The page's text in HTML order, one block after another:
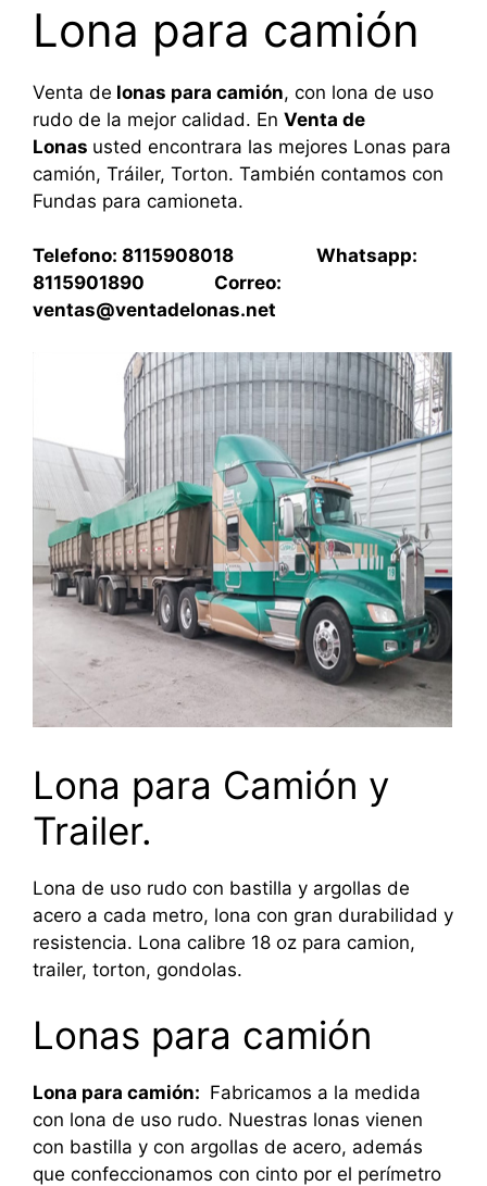
Lona para camión
Venta de lonas para camión, con lona de uso
rudo de la mejor calidad. En Venta de
Lonas usted encontrara las mejores Lonas para
camión, Tráiler, Torton. También contamos con
Fundas para camioneta.
Telefono: 8115908018 Whatsapp:
8115901890 Correo:
ventas@ventadelonas.net
Lona para Camión y
Trailer.
Lona de uso rudo con bastilla y argollas de
acero a cada metro, lona con gran durabilidad y
resistencia. Lona calibre 18 oz para camion,
trailer, torton, gondolas.
Lonas para camión
Lona para camión: Fabricamos a la medida
con lona de uso rudo. Nuestras lonas vienen
con bastilla y con argollas de acero, además
que confeccionamos con cinto por el perímetro